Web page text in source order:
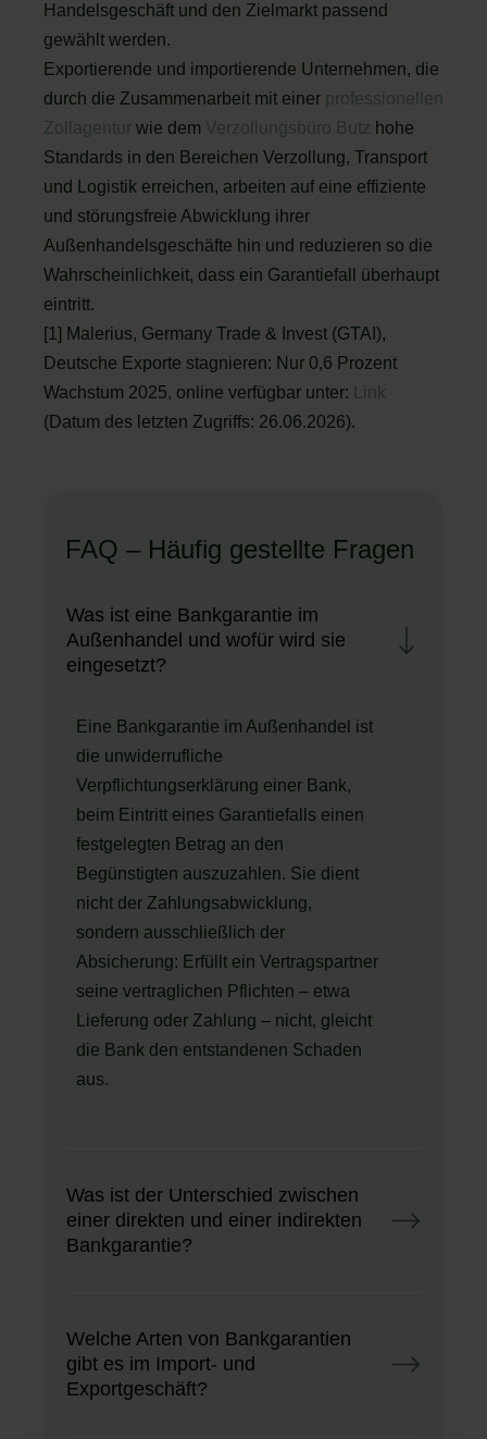
Handelsgeschäft und den Zielmarkt passend
gewählt werden.
Exportierende und importierende Unternehmen, die
durch die Zusammenarbeit mit einer professionellen
Zollagentur wie dem Verzollungsbüro Butz hohe
Standards in den Bereichen Verzollung, Transport
und Logistik erreichen, arbeiten auf eine effiziente
und störungsfreie Abwicklung ihrer
Außenhandelsgeschäfte hin und reduzieren so die
Wahrscheinlichkeit, dass ein Garantiefall überhaupt
eintritt.
[1] Malerius, Germany Trade & Invest (GTAI),
Deutsche Exporte stagnieren: Nur 0,6 Prozent
Wachstum 2025, online verfügbar unter:
Link
(Datum des letzten Zugriffs: 26.06.2026).
FAQ – Häufig gestellte Fragen
Was ist eine Bankgarantie im
Außenhandel und wofür wird sie
eingesetzt?
Eine Bankgarantie im Außenhandel ist
die unwiderrufliche
Verpflichtungserklärung einer Bank,
beim Eintritt eines Garantiefalls einen
festgelegten Betrag an den
Begünstigten auszuzahlen. Sie dient
nicht der Zahlungsabwicklung,
sondern ausschließlich der
Absicherung: Erfüllt ein Vertragspartner
seine vertraglichen Pflichten – etwa
Lieferung oder Zahlung – nicht, gleicht
die Bank den entstandenen Schaden
aus.
Was ist der Unterschied zwischen
einer direkten und einer indirekten
Bankgarantie?
Welche Arten von Bankgarantien
gibt es im Import- und
Exportgeschäft?